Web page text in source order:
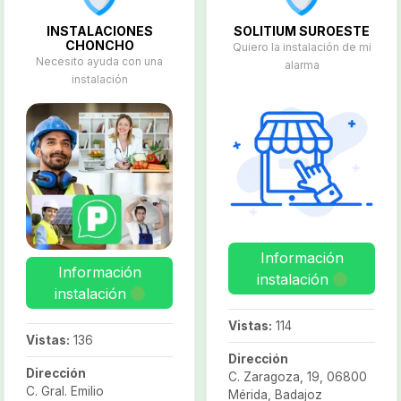
Iluminación exterior y
edificios, escaparates,
iluminación de seguridad,
INSTALACIONES
CHONCHO
Necesito ayuda con una
instalación
Información
instalación
Vistas: 136
Dirección
C. Gral. Emilio
SOLITIUM SUROESTE
Quiero la instalación de mi
alarma
Información
instalación
Vistas: 114
Dirección
C. Zaragoza, 19, 06800
Mérida, Badajoz